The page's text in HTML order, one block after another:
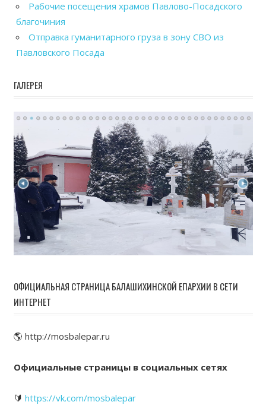
Рабочие посещения храмов Павлово-Посадского
благочиния
Отправка гуманитарного груза в зону СВО из
Павловского Посада
ГАЛЕРЕЯ
ОФИЦИАЛЬНАЯ СТРАНИЦА БАЛАШИХИНСКОЙ ЕПАРХИИ В СЕТИ
ИНТЕРНЕТ
🌎 http://mosbalepar.ru
Официальные страницы в социальных сетях
🔰 https://vk.com/mosbalepar